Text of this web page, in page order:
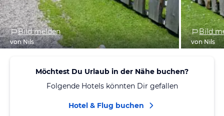
Bild melden
von Nils
Bild
von Nils
Möchtest Du Urlaub in der Nähe buchen?
Folgende Hotels könnten Dir gefallen
Hotel & Flug buchen